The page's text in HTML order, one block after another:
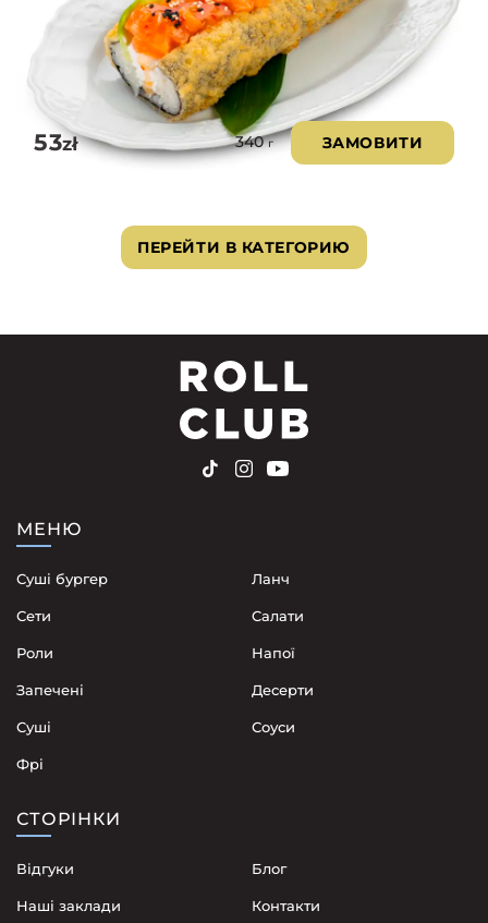
53zł 340г ЗАМОВИТИ
ПЕРЕЙТИ В КАТЕГОРИЮ
МЕНЮ
Суші бургер
Сети
Роли
Запечені
Суші
Фрі
Ланч
Cалати
Напої
Десерти
Соуси
СТОРІНКИ
Відгуки
Наші заклади
Блог
Контакти